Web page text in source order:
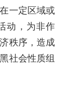
一定区域或
动，为非作
秩序，造成
社会性质组